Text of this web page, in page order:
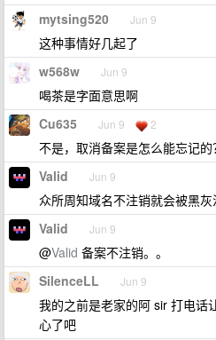
mytsing520 Jun 9
这种事情好几起了
w568w Jun 9
喝茶是字面意思啊
Cu635 Jun 9 2
不是，取消备案是怎么能忘记的
Valid Jun 9
众所周知域名不注销就会被黑
Valid Jun 9
@Valid 备案不注销。。
SilenceLL Jun 9
我的之前是老家的阿 sir 打电话
心了吧